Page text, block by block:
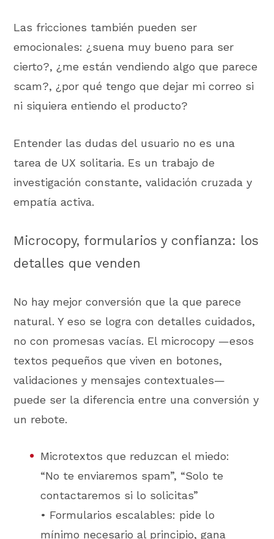
Las fricciones también pueden ser
emocionales: ¿suena muy bueno para ser
cierto?, ¿me están vendiendo algo que parece
scam?, ¿por qué tengo que dejar mi correo si
ni siquiera entiendo el producto?
Entender las dudas del usuario no es una
tarea de UX solitaria. Es un trabajo de
investigación constante, validación cruzada y
empatía activa.
Microcopy, formularios y confianza: los
detalles que venden
No hay mejor conversión que la que parece
natural. Y eso se logra con detalles cuidados,
no con promesas vacías. El microcopy —esos
textos pequeños que viven en botones,
validaciones y mensajes contextuales—
puede ser la diferencia entre una conversión y
un rebote.
Microtextos que reduzcan el miedo:
“No te enviaremos spam”, “Solo te
contactaremos si lo solicitas”
• Formularios escalables: pide lo
mínimo necesario al principio, gana